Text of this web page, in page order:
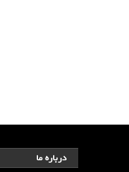
درباره ما